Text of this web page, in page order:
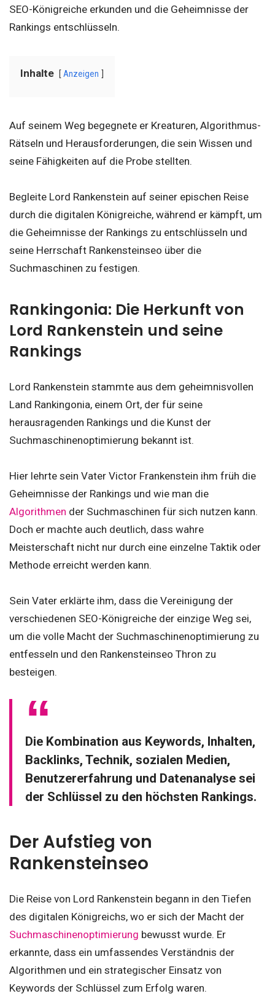
SEO-Königreiche erkunden und die Geheimnisse der
Rankings entschlüsseln.
Inhalte Anzeigen
Auf seinem Weg begegnete er Kreaturen, Algorithmus-
Rätseln und Herausforderungen, die sein Wissen und
seine Fähigkeiten auf die Probe stellten.
Begleite Lord Rankenstein auf seiner epischen Reise
durch die digitalen Königreiche, während er kämpft, um
die Geheimnisse der Rankings zu entschlüsseln und
seine Herrschaft Rankensteinseo über die
Suchmaschinen zu festigen.
Rankingonia: Die Herkunft von
Lord Rankenstein und seine
Rankings
Lord Rankenstein stammte aus dem geheimnisvollen
Land Rankingonia, einem Ort, der für seine
herausragenden Rankings und die Kunst der
Suchmaschinenoptimierung bekannt ist.
Hier lehrte sein Vater Victor Frankenstein ihm früh die
Geheimnisse der Rankings und wie man die
Algorithmen der Suchmaschinen für sich nutzen kann.
Doch er machte auch deutlich, dass wahre
Meisterschaft nicht nur durch eine einzelne Taktik oder
Methode erreicht werden kann.
Sein Vater erklärte ihm, dass die Vereinigung der
verschiedenen SEO-Königreiche der einzige Weg sei,
um die volle Macht der Suchmaschinenoptimierung zu
entfesseln und den Rankensteinseo Thron zu
besteigen.
Die Kombination aus Keywords, Inhalten,
Backlinks, Technik, sozialen Medien,
Benutzererfahrung und Datenanalyse sei
der Schlüssel zu den höchsten Rankings.
Der Aufstieg von
Rankensteinseo
Die Reise von Lord Rankenstein begann in den Tiefen
des digitalen Königreichs, wo er sich der Macht der
Suchmaschinenoptimierung bewusst wurde. Er
erkannte, dass ein umfassendes Verständnis der
Algorithmen und ein strategischer Einsatz von
Keywords der Schlüssel zum Erfolg waren.